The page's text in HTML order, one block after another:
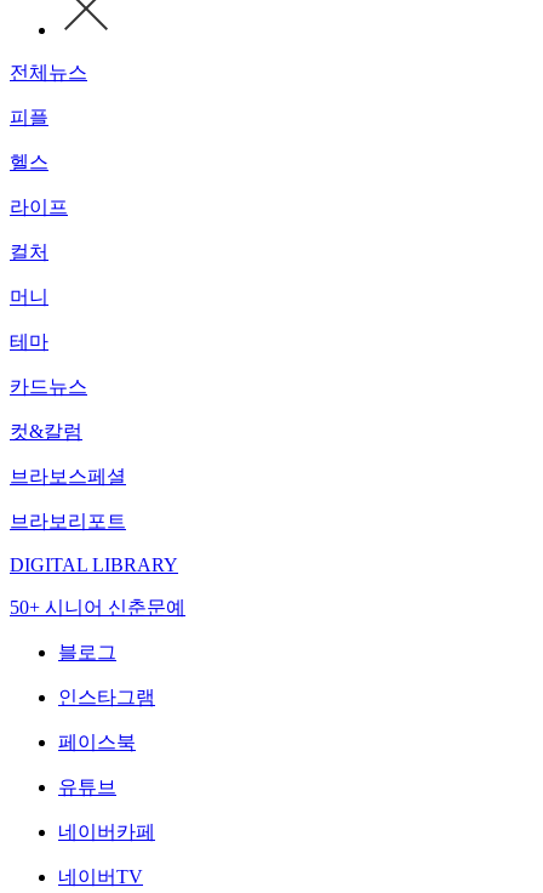
전체뉴스
피플
헬스
라이프
컬처
머니
테마
카드뉴스
컷&칼럼
브라보스페셜
브라보리포트
DIGITAL LIBRARY
50+ 시니어 신춘문예
블로그
인스타그램
페이스북
유튜브
네이버카페
네이버TV